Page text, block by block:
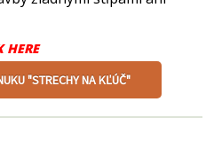
HERE
"STRECHY NA KĽÚČ"